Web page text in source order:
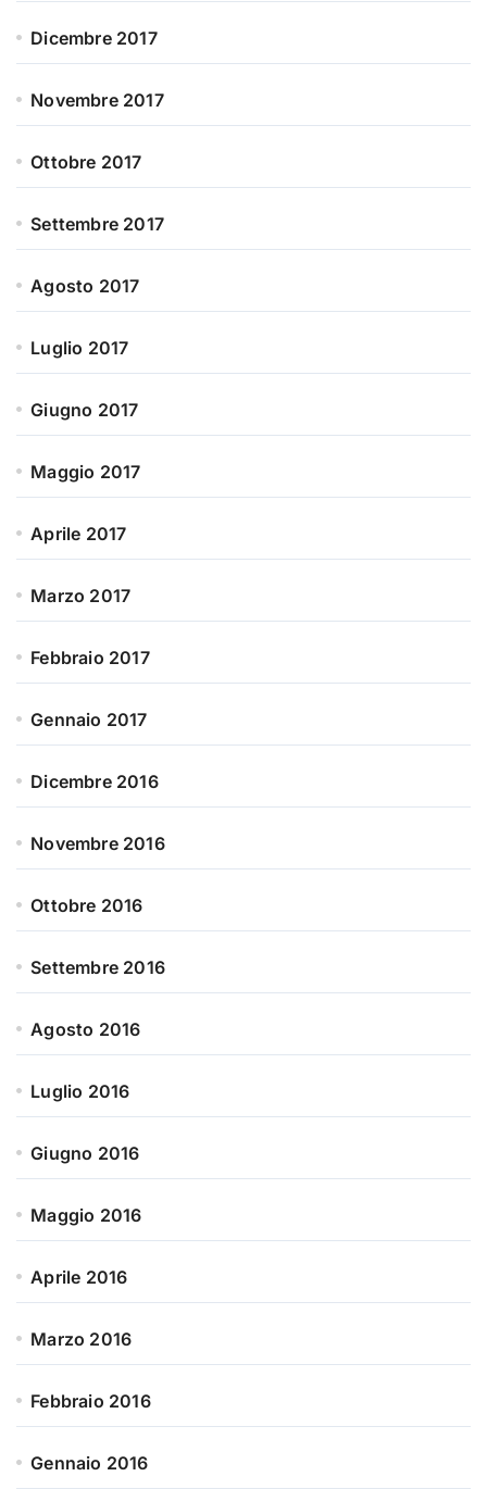
Dicembre 2017
Novembre 2017
Ottobre 2017
Settembre 2017
Agosto 2017
Luglio 2017
Giugno 2017
Maggio 2017
Aprile 2017
Marzo 2017
Febbraio 2017
Gennaio 2017
Dicembre 2016
Novembre 2016
Ottobre 2016
Settembre 2016
Agosto 2016
Luglio 2016
Giugno 2016
Maggio 2016
Aprile 2016
Marzo 2016
Febbraio 2016
Gennaio 2016